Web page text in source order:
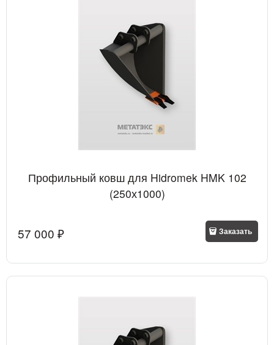
Профильный ковш для Hidromek HMK 102
(250х1000)
57 000 ₽ Заказать